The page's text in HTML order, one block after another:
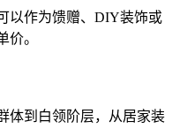
以作为馈赠、DIY装饰或
价。
体到白领阶层，从居家装